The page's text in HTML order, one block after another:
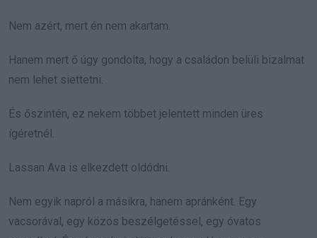
Nem azért, mert én nem akartam.
Hanem mert ő úgy gondolta, hogy a családon belüli bizalmat
nem lehet siettetni.
És őszintén, ez nekem többet jelentett minden üres
ígéretnél.
Lassan Ava is elkezdett oldódni.
Nem egyik napról a másikra, hanem apránként. Egy
vacsorával, egy közös beszélgetéssel, egy óvatos